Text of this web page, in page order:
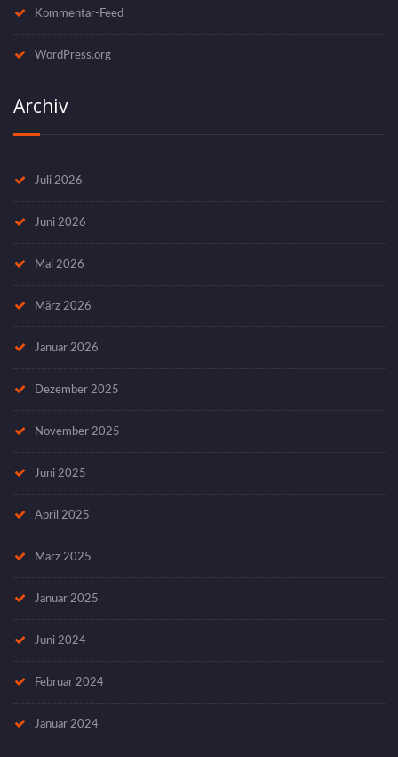
Kommentar-Feed
WordPress.org
Archiv
Juli 2026
Juni 2026
Mai 2026
März 2026
Januar 2026
Dezember 2025
November 2025
Juni 2025
April 2025
März 2025
Januar 2025
Juni 2024
Februar 2024
Januar 2024